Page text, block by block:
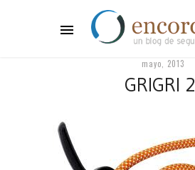
mayo, 2013
GRIGRI 2